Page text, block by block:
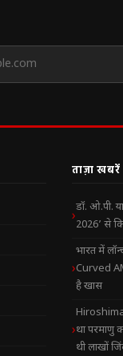
ताज़ा खबरें
डॉ. ओ.पी.
2026’ से
भारत में
Curved
है खास
Hiroshima
था परमाणु
थी लाखों